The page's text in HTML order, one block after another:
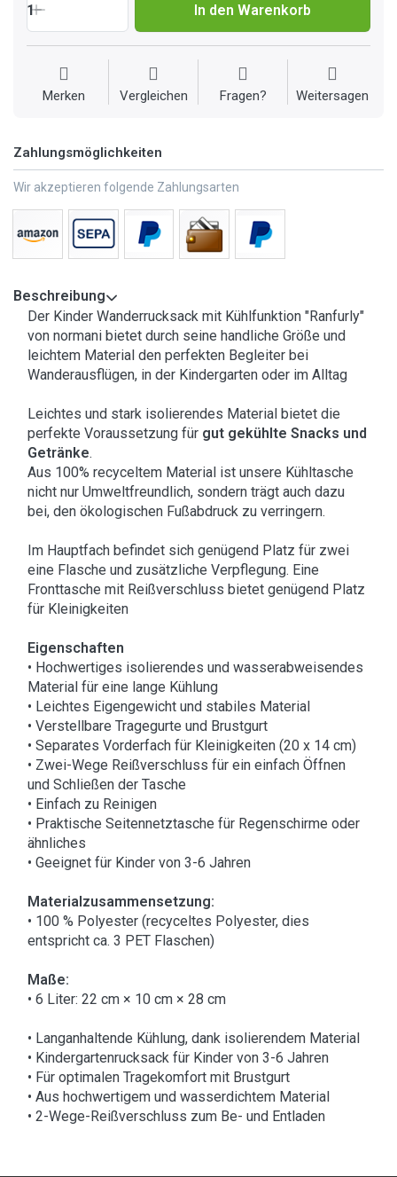
1 In den Warenkorb
Merken Vergleichen Fragen? Weitersagen
Zahlungsmöglichkeiten
Wir akzeptieren folgende Zahlungsarten
Beschreibung
Der Kinder Wanderrucksack mit Kühlfunktion "Ranfurly"
von normani bietet durch seine handliche Größe und
leichtem Material den perfekten Begleiter bei
Wanderausflügen, in der Kindergarten oder im Alltag
Leichtes und stark isolierendes Material bietet die
perfekte Voraussetzung für gut gekühlte Snacks und
Getränke.
Aus 100% recyceltem Material ist unsere Kühltasche
nicht nur Umweltfreundlich, sondern trägt auch dazu
bei, den ökologischen Fußabdruck zu verringern.
Im Hauptfach befindet sich genügend Platz für zwei
eine Flasche und zusätzliche Verpflegung. Eine
Fronttasche mit Reißverschluss bietet genügend Platz
für Kleinigkeiten
Eigenschaften
• Hochwertiges isolierendes und wasserabweisendes
Material für eine lange Kühlung
• Leichtes Eigengewicht und stabiles Material
• Verstellbare Tragegurte und Brustgurt
• Separates Vorderfach für Kleinigkeiten (20 x 14 cm)
• Zwei-Wege Reißverschluss für ein einfach Öffnen
und Schließen der Tasche
• Einfach zu Reinigen
• Praktische Seitennetztasche für Regenschirme oder
ähnliches
• Geeignet für Kinder von 3-6 Jahren
Materialzusammensetzung:
• 100 % Polyester (recyceltes Polyester, dies
entspricht ca. 3 PET Flaschen)
Maße:
• 6 Liter: 22 cm × 10 cm × 28 cm
• Langanhaltende Kühlung, dank isolierendem Material
• Kindergartenrucksack für Kinder von 3-6 Jahren
• Für optimalen Tragekomfort mit Brustgurt
• Aus hochwertigem und wasserdichtem Material
• 2-Wege-Reißverschluss zum Be- und Entladen